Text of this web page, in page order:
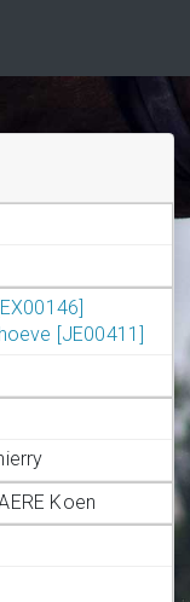
[JE00411]
Koen